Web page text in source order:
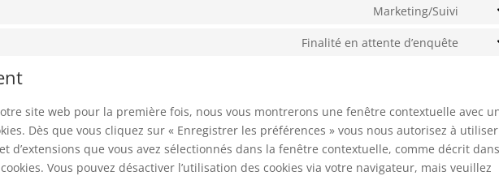
Marketing/Suivi
Finalité en attente d’enquête
site web pour la première fois, nous vous montrerons une fenêtre contextuelle avec
Dès que vous cliquez sur « Enregistrer les préférences » vous nous autorisez à
d’extensions que vous avez sélectionnés dans la fenêtre contextuelle, comme décrit
Vous pouvez désactiver l’utilisation des cookies via votre navigateur, mais veuillez